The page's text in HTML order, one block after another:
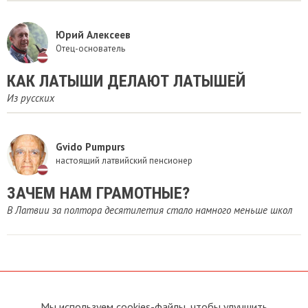
Юрий Алексеев
Отец-основатель
​КАК ЛАТЫШИ ДЕЛАЮТ ЛАТЫШЕЙ
Из русских
Gvido Pumpurs
настоящий латвийский пенсионер
ЗАЧЕМ НАМ ГРАМОТНЫЕ?
В Латвии за полтора десятилетия стало намного меньше школ